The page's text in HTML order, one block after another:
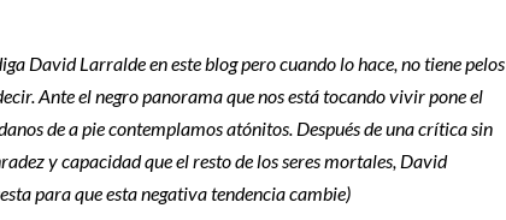
David Larralde en este blog pero cuando lo hace, no tiene pelos
Ante el negro panorama que nos está tocando vivir pone el
de a pie contemplamos atónitos. Después de una crítica sin
y capacidad que el resto de los seres mortales, David
para que esta negativa tendencia cambie)